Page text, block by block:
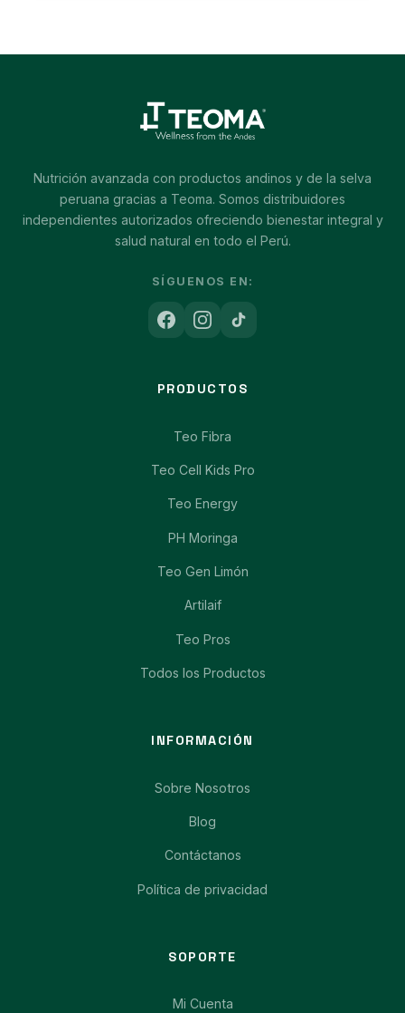
Nutrición avanzada con productos andinos y de la selva
peruana gracias a Teoma. Somos distribuidores
independientes autorizados ofreciendo bienestar integral y
salud natural en todo el Perú.
SÍGUENOS EN:
PRODUCTOS
Teo Fibra
Teo Cell Kids Pro
Teo Energy
PH Moringa
Teo Gen Limón
Artilaif
Teo Pros
Todos los Productos
INFORMACIÓN
Sobre Nosotros
Blog
Contáctanos
Política de privacidad
SOPORTE
Mi Cuenta